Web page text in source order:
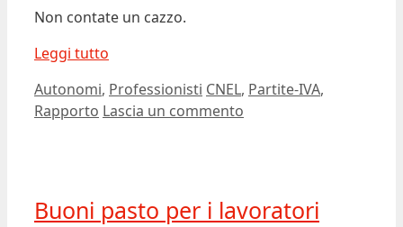
Non contate un cazzo.
Leggi tutto
Categorie
Autonomi, Professionisti Tag
CNEL, Partite-IVA,
Rapporto Lascia un commento
Buoni pasto per i lavoratori